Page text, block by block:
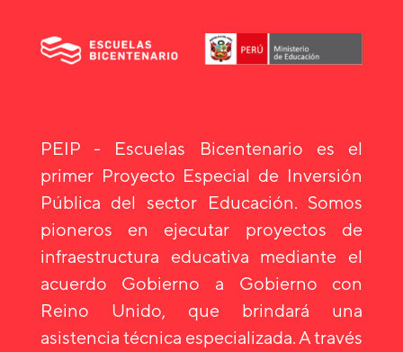
PEIP - Escuelas Bicentenario es el
primer Proyecto Especial de Inversión
Pública del sector Educación. Somos
pioneros en ejecutar proyectos de
infraestructura educativa mediante el
acuerdo Gobierno a Gobierno con
Reino Unido, que brindará una
asistencia técnica especializada. A través